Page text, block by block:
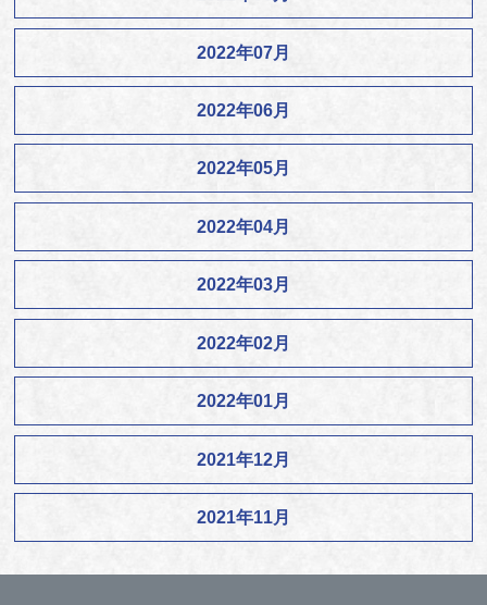
2022年07月
2022年06月
2022年05月
2022年04月
2022年03月
2022年02月
2022年01月
2021年12月
2021年11月